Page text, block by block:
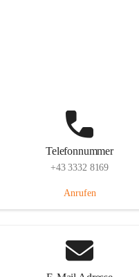
Telefonnummer
+43 3332 8169
Anrufen